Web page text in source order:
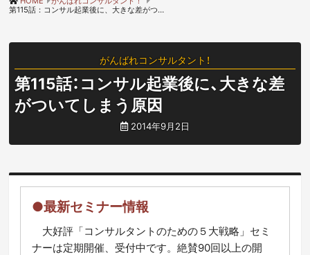
第115話：コンサル起業後に、大きな差がついてしまう原因
がんばれコンサルタント！
第115話：コンサル起業後に、大きな差
がついてしまう原因
2014年9月2日
●最新セミナー情報
大好評「コンサルタントのための５大戦略」セミ
ナーは定期開催、受付中です。絶賛90回以上の開